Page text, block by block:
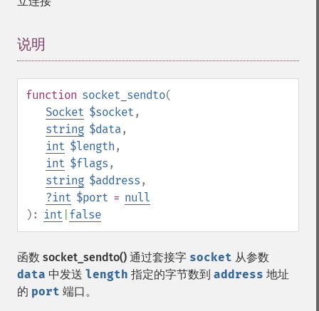
说明
function socket_sendto(
Socket $socket ,
string $data,
int $length ,
int $flags ,
string $address ,
?int $port = null
):
int false
函数 socket_sendto() 通过套接字 socket 从参数
data 中发送 length 指定的字节数到 address 地址
的 port 端口。